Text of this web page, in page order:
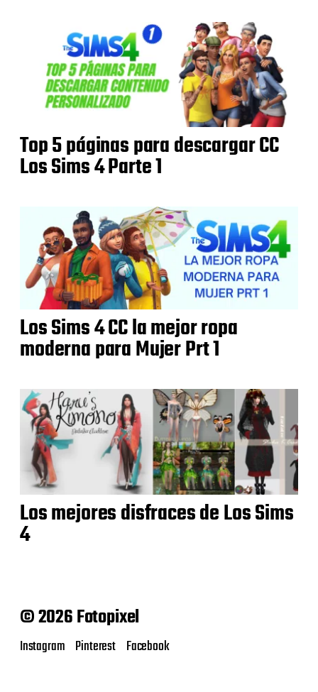
Top 5 páginas para descargar CC
Los Sims 4 Parte 1
Los Sims 4 CC la mejor ropa
moderna para Mujer Prt 1
Los mejores disfraces de Los Sims
4
© 2026 Fotopixel
Instagram Pinterest Facebook